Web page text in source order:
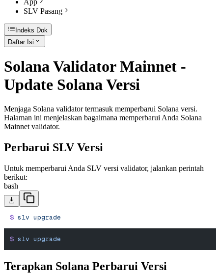
App
SLV Pasang
Indeks Dok
Daftar Isi
Solana Validator Mainnet -
Update Solana Versi
Menjaga Solana validator termasuk memperbarui Solana versi.
Halaman ini menjelaskan bagaimana memperbarui Anda Solana
Mainnet validator.
Perbarui SLV Versi
Untuk memperbarui Anda SLV versi validator, jalankan perintah
berikut:
bash
$ slv upgrade
$ slv upgrade
Terapkan Solana Perbarui Versi